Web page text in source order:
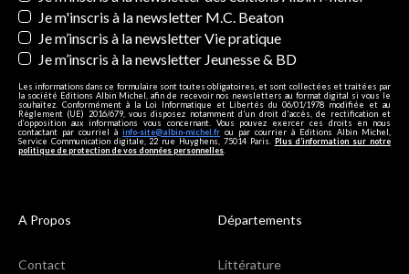
Je m'inscris à la newsletter M.C. Beaton
Je m’inscris à la newsletter Vie pratique
Je m’inscris à la newsletter Jeunesse & BD
Les informations dans ce formulaire sont toutes obligatoires, et sont collectées et traitées par
la société Editions Albin Michel, afin de recevoir nos newsletters au format digital si vous le
souhaitez. Conformément à la Loi Informatique et Libertés du 06/01/1978 modifiée et au
Règlement (UE) 2016/679, vous disposez notamment d'un droit d'accès, de rectification et
d’opposition aux informations vous concernant. Vous pouvez exercer ces droits en nous
contactant par courriel à info-site@albin-michel.fr ou par courrier à Editions Albin Michel,
Service Communication digitale, 22 rue Huyghens, 75014 Paris. Plus d’information sur notre
politique de protection de vos données personnelles
A Propos
Contact
Départements
Littérature